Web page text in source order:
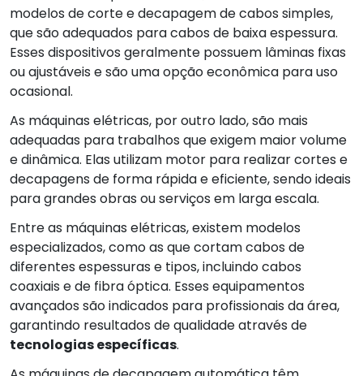
modelos de corte e decapagem de cabos simples,
que são adequados para cabos de baixa espessura.
Esses dispositivos geralmente possuem lâminas fixas
ou ajustáveis e são uma opção econômica para uso
ocasional.
As máquinas elétricas, por outro lado, são mais
adequadas para trabalhos que exigem maior volume
e dinâmica. Elas utilizam motor para realizar cortes e
decapagens de forma rápida e eficiente, sendo ideais
para grandes obras ou serviços em larga escala.
Entre as máquinas elétricas, existem modelos
especializados, como as que cortam cabos de
diferentes espessuras e tipos, incluindo cabos
coaxiais e de fibra óptica. Esses equipamentos
avançados são indicados para profissionais da área,
garantindo resultados de qualidade através de
tecnologias específicas.